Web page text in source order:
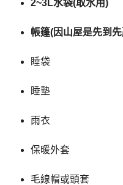
2~3L水袋(取水用)
帳篷(因山屋是先到
睡袋
睡墊
雨衣
保暖外套
毛線帽或頭套